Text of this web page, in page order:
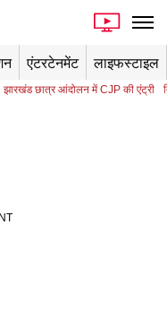
एंटरटेनमेंट लाइफस्टाइल
झारखंड छात्र आंदोलन में CJP की एंट्री